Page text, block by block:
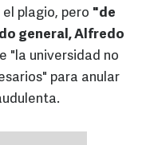
plagio, pero "de
general, Alfredo
"la universidad no
para anular